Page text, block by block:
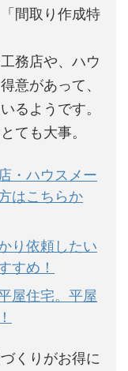
間取り作成特
務店や、ハウ
意があって、
るようです。
ても大事。
・ハウスメー
はこちらか
り依頼したい
すめ！
屋住宅。平屋
くりがお得に